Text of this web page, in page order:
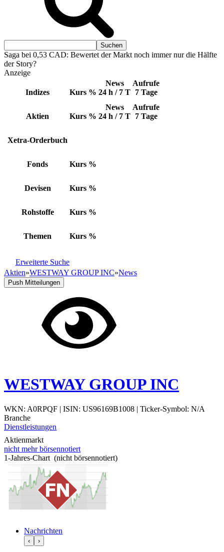
Saga bei 0,53 CAD: Bewertet der Markt noch immer nur die Hälfte
der Story?
Anzeige
Indizes Kurs %
News
24 h / 7 T
Aufrufe
7 Tage
Aktien Kurs %
News
24 h / 7 T
Aufrufe
7 Tage
Xetra-Orderbuch
Fonds Kurs %
Devisen Kurs %
Rohstoffe Kurs %
Themen Kurs %
Erweiterte Suche
Aktien»WESTWAY GROUP INC»News
Push Mitteilungen
WESTWAY GROUP INC
WKN: A0RPQF | ISIN: US96169B1008 | Ticker-Symbol: N/A
Branche
Dienstleistungen
Aktienmarkt
nicht mehr börsennotiert
1-Jahres-Chart (nicht börsennotiert)
Nachrichten
‹ ›